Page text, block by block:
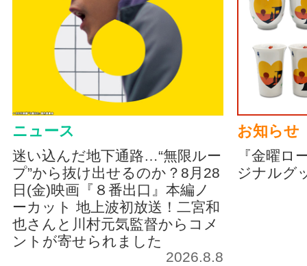
ニュース
迷い込んだ地下通路…“無限ルー
プ”から抜け出せるのか？8月28
日(金)映画『８番出口』本編ノ
ーカット 地上波初放送！二宮和
也さんと川村元気監督からコメ
ントが寄せられました
2026.8.8
お知らせ
『金曜ロ
ジナルグ